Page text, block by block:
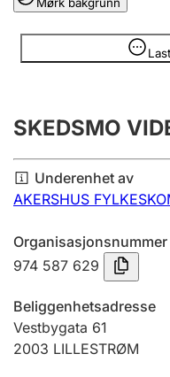
Lag og forening
Registrere, endre,
Årsregnskap
Innsending og
Tinglysing
Jeger
Betaling og
Opplysninger er skjult
SKEDSMO
Underenhet av
AKERSHUS
Organisasjonsnummer
974 587 629
Beliggenhetsadresse
Vestbygata 61
2003 LILLESTRØM